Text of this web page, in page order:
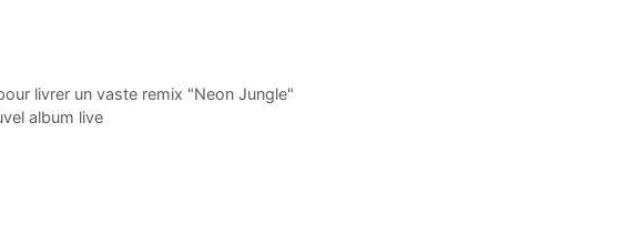
livrer un vaste remix "Neon Jungle"
album live